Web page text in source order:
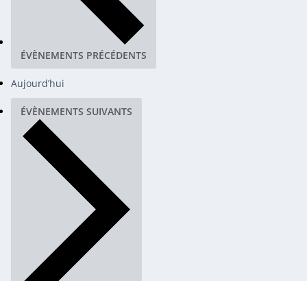
ÉVÈNEMENTS PRÉCÉDENTS
Aujourd’hui
ÉVÈNEMENTS SUIVANTS